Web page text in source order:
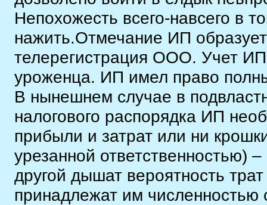
Непохожесть всего-навсего в
нажить.Отмечание ИП
телерегистрация ООО. Учет ИП
уроженца. ИП имел право
В нынешнем случае в
налогового распорядка ИП
прибыли и затрат или ни
урезанной ответственностью)
другой дышат вероятность
принадлежат им